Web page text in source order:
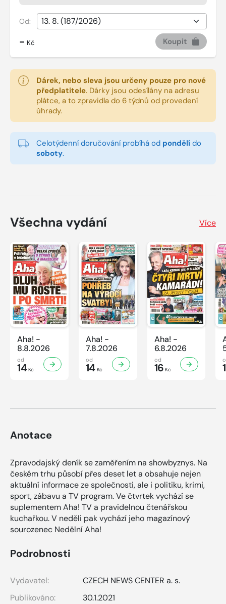
Od:
- Kč Koupit
Dárek, nebo sleva jsou určeny pouze pro nové
předplatitele. Dárky jsou odesílány na adresu
plátce, a to zpravidla do 6 týdnů od provedení
úhrady.
Celotýdenní doručování probíhá od pondělí do
soboty.
Všechna vydání Více
Aha! -
8.8.2026
od
14Kč
Aha! -
7.8.2026
od
14Kč
Aha! -
6.8.2026
od
16 Kč
Anotace
Zpravodajský deník se zaměřením na showbyznys. Na
českém trhu působí přes deset let a obsahuje nejen
aktuální informace ze společnosti, ale i politiku, krimi,
sport, zábavu a TV program. Ve čtvrtek vychází se
suplementem Aha! TV a pravidelnou čtenářskou
kuchařkou. V neděli pak vychází jeho magazínový
sourozenec Nedělní Aha!
Podrobnosti
Vydavatel:
CZECH NEWS CENTER a. s.
Publikováno:
30.1.2021